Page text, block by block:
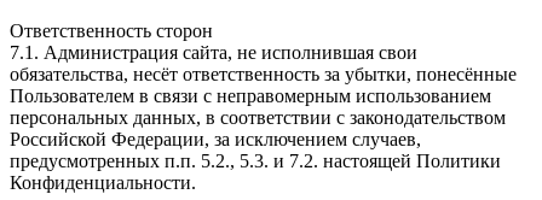
Ответственность сторон
7.1. Администрация сайта, не исполнившая свои
обязательства, несёт ответственность за убытки, понесённые
Пользователем в связи с неправомерным использованием
персональных данных, в соответствии с законодательством
Российской Федерации, за исключением случаев,
предусмотренных п.п. 5.2., 5.3. и 7.2. настоящей Политики
Конфиденциальности.